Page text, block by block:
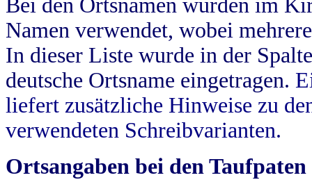
Bei den Ortsnamen wurden im
Namen verwendet, wobei
In dieser Liste wurde in der
deutsche Ortsname eingetragen.
liefert zusätzliche Hinweise zu
verwendeten Schreibvarianten.
Ortsangaben bei den Taufpaten